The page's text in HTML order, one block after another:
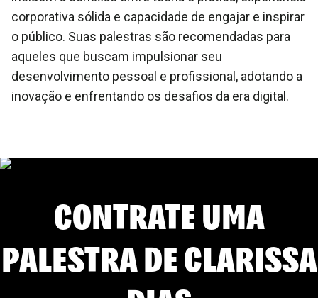
corporativa sólida e capacidade de engajar e inspirar
o público. Suas palestras são recomendadas para
aqueles que buscam impulsionar seu
desenvolvimento pessoal e profissional, adotando a
inovação e enfrentando os desafios da era digital.
CONTRATE UMA
PALESTRA DECLARISSA